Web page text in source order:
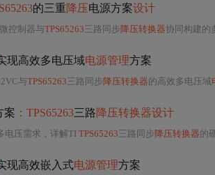
的三重降压电源方案设计
控制器与TPS65263三路同步降压转换器协同构建的多电压域电源方案展开，涵盖硬件架构（相位
现高效多电压域电源管理方案
与TPS65263三路同步降压转换器的高效多电压域
案 ：TPS65263三路降压转换器设计
电压需求，详解TI TPS65263三路同步降压转换器的
现高效嵌入式电源管理方案